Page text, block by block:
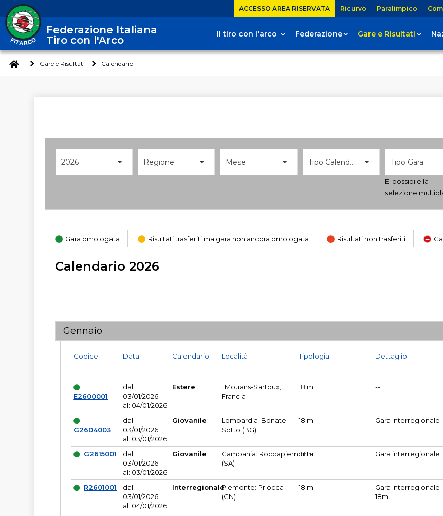
ACCESSO AREA RISERVATA Ricurvo Paralimpico
Federazione Italiana
Tiro con l'Arco
Il tiro con l'arco Federazione Gare e Risultati
Gare e Risultati Calendario
2026 Regione Mese Tipo Calendario Tipo Gara
E' possibile la
selezione
Gara omologata Risultati trasferiti ma gara non ancora omologata Risultati non trasferiti
Calendario 2026
Gennaio
Codice
E2600001
Data
dal:
03/01/2026
al: 04/01/2026
Calendario
Estere
Località
: Mouans-Sartoux,
Francia
Tipologia
18 m
Dettaglio
--
G2604003
dal:
03/01/2026
al: 03/01/2026
Giovanile
Lombardia: Bonate
Sotto (BG)
18 m Gara Interregionale
G2615001
dal:
03/01/2026
al: 03/01/2026
Giovanile
Campania: Roccapiemonte
(SA)
18 m Gara interregionale
R2601001
dal:
03/01/2026
al: 04/01/2026
InterregionalePiemonte: Priocca
(CN)
18 m
Gara Interregionale
18m